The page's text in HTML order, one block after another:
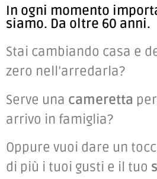
In ogni momento
siamo. Da oltre 60 anni.
Stai cambiando casa e
zero nell’arredarla?
Serve una cameretta
arrivo in famiglia?
Oppure vuoi dare un
di più i tuoi gusti e il tuo